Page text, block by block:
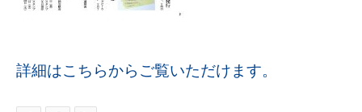
詳細はこちらからご覧いただけます。